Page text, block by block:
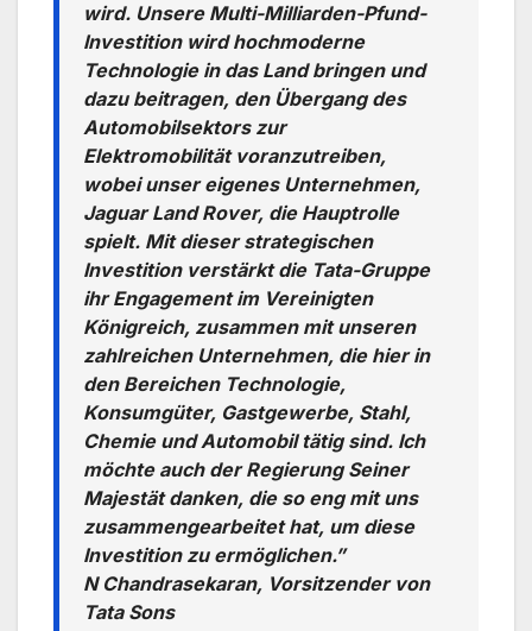
wird. Unsere Multi-Milliarden-Pfund-
Investition wird hochmoderne
Technologie in das Land bringen und
dazu beitragen, den Übergang des
Automobilsektors zur
Elektromobilität voranzutreiben,
wobei unser eigenes Unternehmen,
Jaguar Land Rover, die Hauptrolle
spielt. Mit dieser strategischen
Investition verstärkt die Tata-Gruppe
ihr Engagement im Vereinigten
Königreich, zusammen mit unseren
zahlreichen Unternehmen, die hier in
den Bereichen Technologie,
Konsumgüter, Gastgewerbe, Stahl,
Chemie und Automobil tätig sind. Ich
möchte auch der Regierung Seiner
Majestät danken, die so eng mit uns
zusammengearbeitet hat, um diese
Investition zu ermöglichen.”
N Chandrasekaran, Vorsitzender von
Tata Sons